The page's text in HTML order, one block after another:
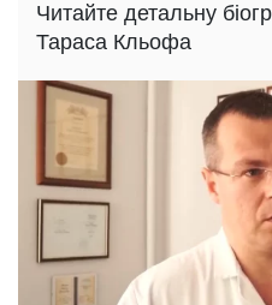
Читайте детальну
Тараса Кльофа